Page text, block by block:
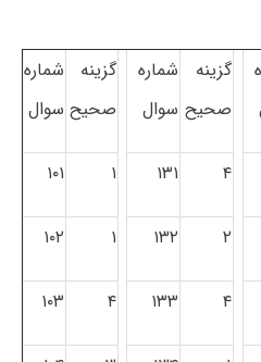
گزینه
صحیح
شماره
سوال
گزینه
صحیح
شماره
سوال
۴ ۱۳۱ ۱ ۱۰۱
۲ ۱۳۲ ۱ ۱۰۲
۴ ۱۳۳ ۴ ۱۰۳